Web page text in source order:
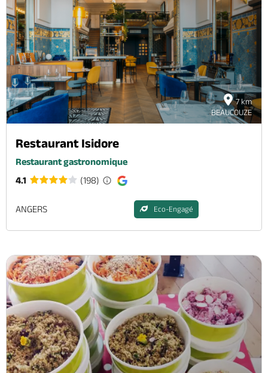
7 km
BEAUCOUZE
Restaurant Isidore
Restaurant gastronomique
4.1
(198)
ANGERS Eco-Engagé